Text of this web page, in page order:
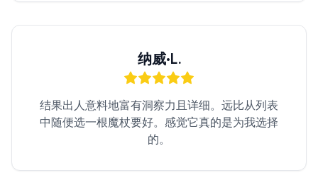
纳威·L.
结果出人意料地富有洞察力且详细。远比从列表
中随便选一根魔杖要好。感觉它真的是为我选择
的。